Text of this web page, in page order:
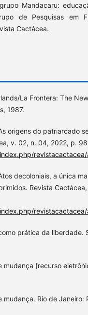
Mandacaru:
de Pesquisas em
Cactácea.
La Frontera: The
1987.
origens do patriarcado
v. 02, n. 04, 2022, p.
decoloniais, a única
Revista
prática da liberdade.
mudança [recurso
mudança. Rio de Janeiro: